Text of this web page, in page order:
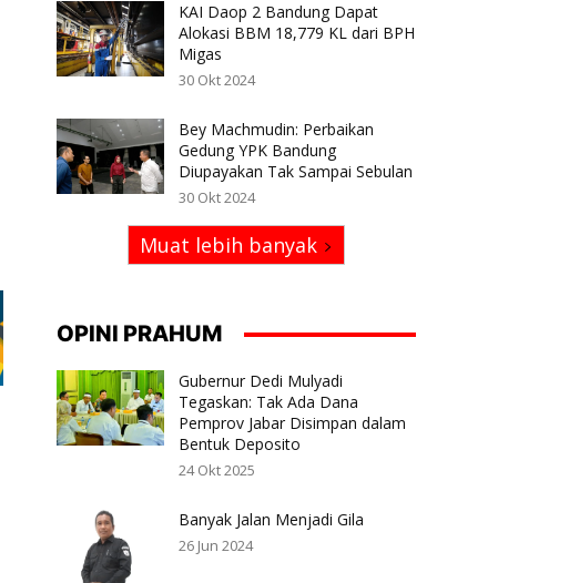
KAI Daop 2 Bandung Dapat
Alokasi BBM 18,779 KL dari BPH
Migas
30 Okt 2024
Bey Machmudin: Perbaikan
Gedung YPK Bandung
Diupayakan Tak Sampai Sebulan
30 Okt 2024
Muat lebih banyak
OPINI PRAHUM
Gubernur Dedi Mulyadi
Tegaskan: Tak Ada Dana
Pemprov Jabar Disimpan dalam
Bentuk Deposito
24 Okt 2025
Banyak Jalan Menjadi Gila
26 Jun 2024